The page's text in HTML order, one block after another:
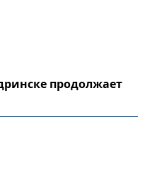
продолжает